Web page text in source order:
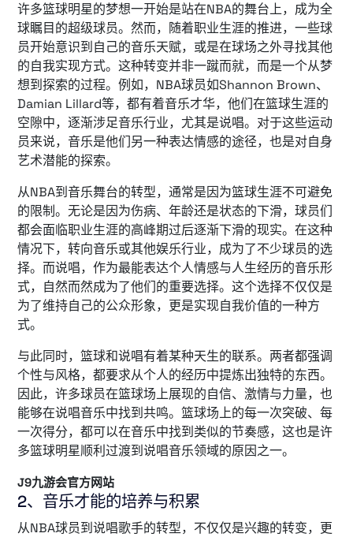
许多篮球明星的梦想一开始是站在NBA的舞台上，成为全
球瞩目的超级球员。然而，随着职业生涯的推进，一些球
员开始意识到自己的音乐天赋，或是在球场之外寻找其他
的自我实现方式。这种转变并非一蹴而就，而是一个从梦
想到探索的过程。例如，NBA球员如Shannon Brown、
Damian Lillard等，都有着音乐才华，他们在篮球生涯的
空隙中，逐渐涉足音乐行业，尤其是说唱。对于这些运动
员来说，音乐是他们另一种表达情感的途径，也是对自身
艺术潜能的探索。
从NBA到音乐舞台的转型，通常是因为篮球生涯不可避免
的限制。无论是因为伤病、年龄还是状态的下滑，球员们
都会面临职业生涯的高峰期过后逐渐下滑的现实。在这种
情况下，转向音乐或其他娱乐行业，成为了不少球员的选
择。而说唱，作为最能表达个人情感与人生经历的音乐形
式，自然而然成为了他们的重要选择。这个选择不仅仅是
为了维持自己的公众形象，更是实现自我价值的一种方
式。
与此同时，篮球和说唱有着某种天生的联系。两者都强调
个性与风格，都要求从个人的经历中提炼出独特的东西。
因此，许多球员在篮球场上展现的自信、激情与力量，也
能够在说唱音乐中找到共鸣。篮球场上的每一次突破、每
一次得分，都可以在音乐中找到类似的节奏感，这也是许
多篮球明星顺利过渡到说唱音乐领域的原因之一。
J9九游会官方网站
2、音乐才能的培养与积累
从NBA球员到说唱歌手的转型，不仅仅是兴趣的转变，更